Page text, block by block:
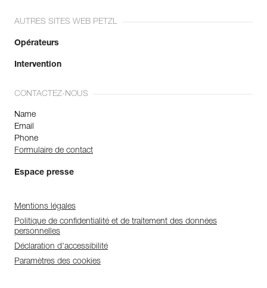
AUTRES SITES WEB PETZL
Opérateurs
Intervention
CONTACTEZ-NOUS
Name
Email
Phone
Formulaire de contact
Espace presse
Mentions légales
Politique de confidentialité et de traitement des données
personnelles
Déclaration d'accessibilité
Paramètres des cookies